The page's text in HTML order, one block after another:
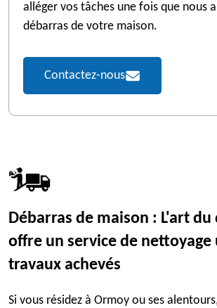
alléger vos tâches une fois que nous
débarras de votre maison.
Contactez-nous
Débarras de maison : L'art du
offre un service de nettoyage
travaux achevés
Si vous résidez à Ormoy ou ses